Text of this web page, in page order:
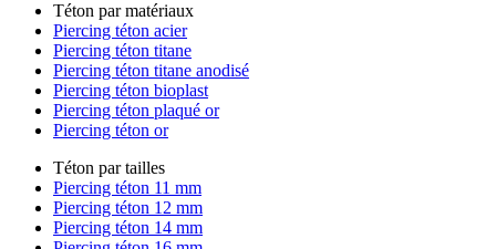
Téton par matériaux
Piercing téton acier
Piercing téton titane
Piercing téton titane anodisé
Piercing téton bioplast
Piercing téton plaqué or
Piercing téton or
Téton par tailles
Piercing téton 11 mm
Piercing téton 12 mm
Piercing téton 14 mm